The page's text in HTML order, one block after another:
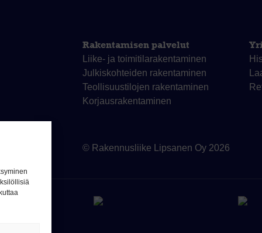
Rakentamisen palvelut
Liike- ja toimitila­rakentaminen
Julkiskohteiden rakentaminen
Teollisuustilojen rakentaminen
Korjaus­rakentaminen
© Rakennusliike Lipsanen Oy 2026